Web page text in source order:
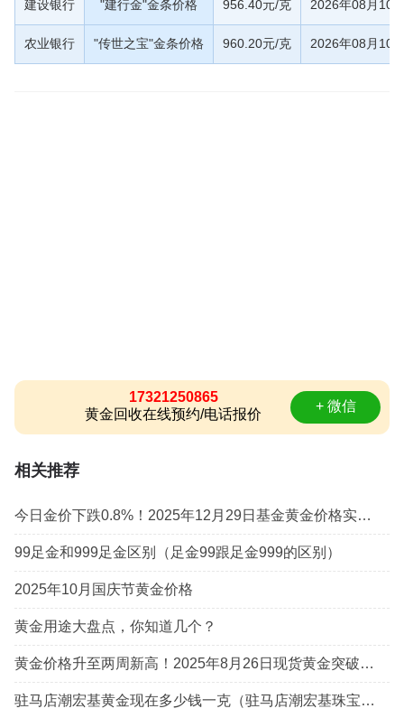
建设银行 "建行金"金条价格 956.40元/克 2026年08月10
农业银行 "传世之宝"金条价格 960.20元/克 2026年08月10
17321250865
黄金回收在线预约/电话报价
+ 微信
相关推荐
今日金价下跌0.8%！2025年12月29日基金黄金价格实时报价
99足金和999足金区别（足金99跟足金999的区别）
2025年10月国庆节黄金价格
黄金用途大盘点，你知道几个？
黄金价格升至两周新高！2025年8月26日现货黄金突破3380美元关口
驻马店潮宏基黄金现在多少钱一克（驻马店潮宏基珠宝店铺）